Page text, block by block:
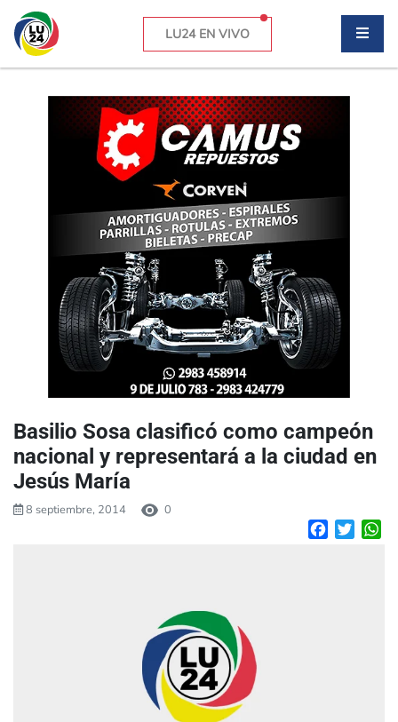
LU24 EN VIVO
Basilio Sosa clasificó como campeón
nacional y representará a la ciudad en
Jesús María
8 septiembre, 2014 0
Facebook